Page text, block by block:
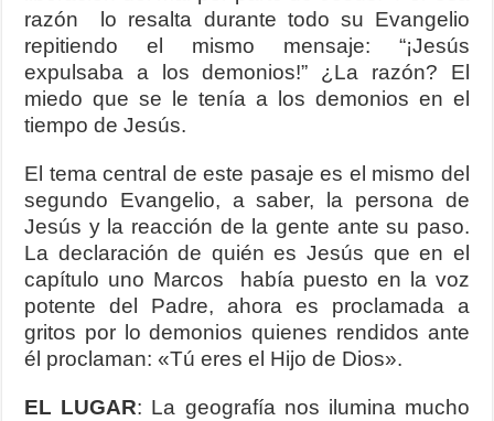
razón lo resalta durante todo su Evangelio
repitiendo el mismo mensaje: “¡Jesús
expulsaba a los demonios!” ¿La razón? El
miedo que se le tenía a los demonios en el
tiempo de Jesús.
El tema central de este pasaje es el mismo del
segundo Evangelio, a saber, la persona de
Jesús y la reacción de la gente ante su paso.
La declaración de quién es Jesús que en el
capítulo uno Marcos había puesto en la voz
potente del Padre, ahora es proclamada a
gritos por lo demonios quienes rendidos ante
él proclaman: «Tú eres el Hijo de Dios».
EL LUGAR: La geografía nos ilumina mucho